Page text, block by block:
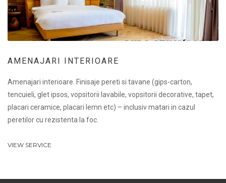
AMENAJARI INTERIOARE
Amenajari interioare. Finisaje pereti si tavane (gips-carton,
tencuieli, glet ipsos, vopsitorii lavabile, vopsitorii decorative, tapet,
placari ceramice, placari lemn etc) – inclusiv matari in cazul
peretilor cu rezistenta la foc.
VIEW SERVICE